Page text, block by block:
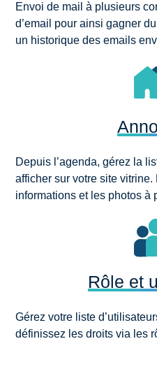
Envoi de mail à plusieurs
d’email pour ainsi gagner
un historique des emails
Depuis l’agenda, gérez la
afficher sur votre site
informations et les photos à
Rôle et
Gérez votre liste
définissez les droits via les